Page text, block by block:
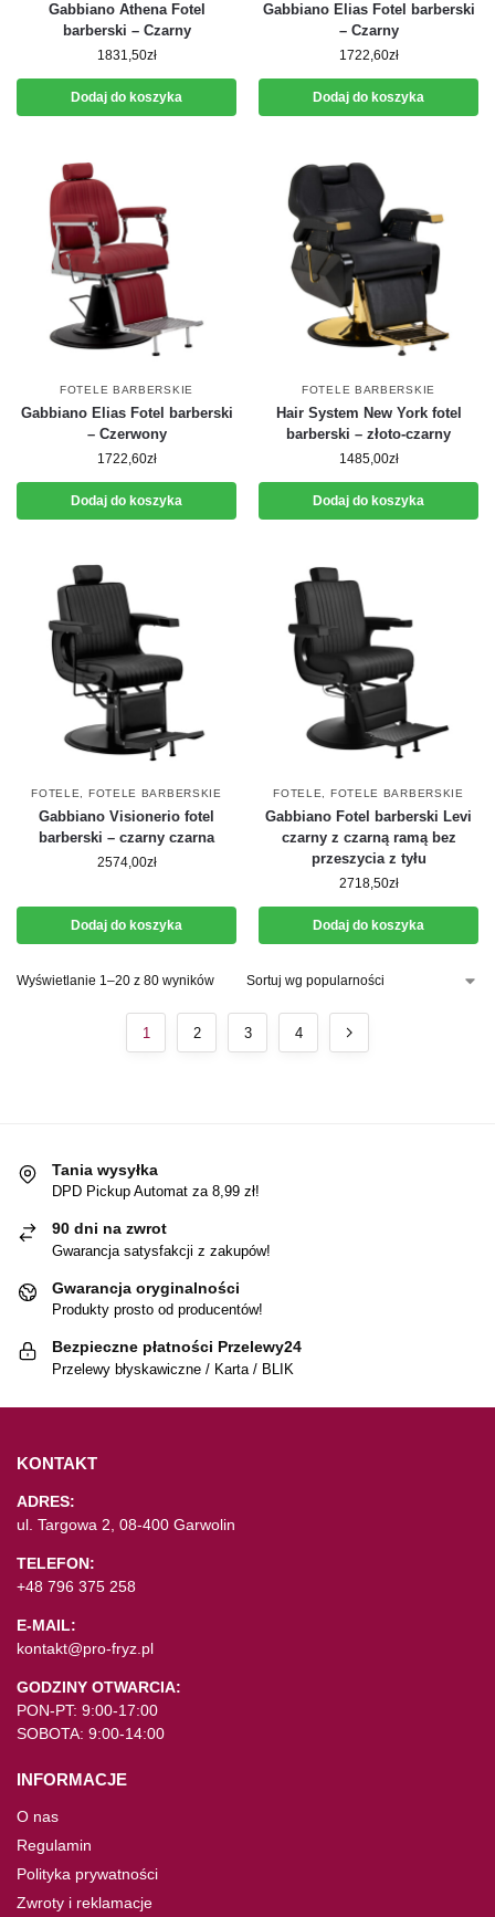
Gabbiano Athena Fotel
barberski – Czarny
1831,50zł
Dodaj do koszyka
Gabbiano Elias Fotel barberski
– Czarny
1722,60zł
Dodaj do koszyka
FOTELE BARBERSKIE
Gabbiano Elias Fotel barberski
– Czerwony
1722,60zł
Dodaj do koszyka
FOTELE BARBERSKIE
Hair System New York fotel
barberski – złoto-czarny
1485,00zł
Dodaj do koszyka
FOTELE FOTELE BARBERSKIE
Gabbiano Visionerio fotel
barberski – czarny czarna
2574,00zł
Dodaj do koszyka
FOTELE FOTELE BARBERSKIE
Gabbiano Fotel barberski Levi
czarny z czarną ramą bez
przeszycia z tyłu
2718,50zł
Dodaj do koszyka
Wyświetlanie 1–20 z 80 wyników
1 2 3 4
Tania wysyłka
DPD Pickup Automat za 8,99 zł!
90 dni na zwrot
Gwarancja satysfakcji z zakupów!
Gwarancja oryginalności
Produkty prosto od producentów!
Bezpieczne płatności Przelewy24
Przelewy błyskawiczne / Karta / BLIK
KONTAKT
ADRES:
ul. Targowa 2, 08-400 Garwolin
TELEFON:
+48 796 375 258
E-MAIL:
kontakt@pro-fryz.pl
GODZINY OTWARCIA:
PON-PT: 9:00-17:00
SOBOTA: 9:00-14:00
INFORMACJE
O nas
Regulamin
Polityka prywatności
Zwroty i reklamacje